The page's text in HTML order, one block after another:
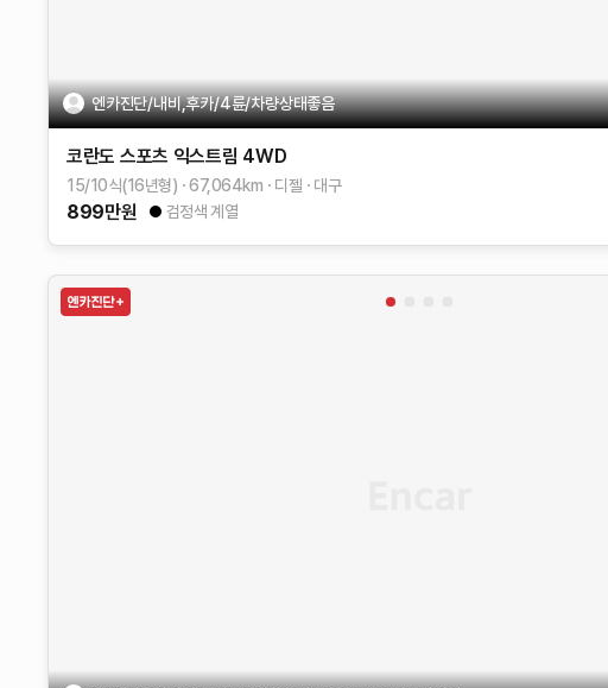
엔카진단/내비,후카/4륜/차량상태좋음
코란도 스포츠 익스트림 4WD
15/10식(16년형) 67,064km 디젤 대구
899만원 검정색 계열